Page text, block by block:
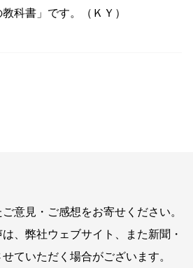
科書」です。（ＫＹ）
意見・ご感想をお寄せください。
、弊社ウェブサイト、また新聞・
ていただく場合がございます。